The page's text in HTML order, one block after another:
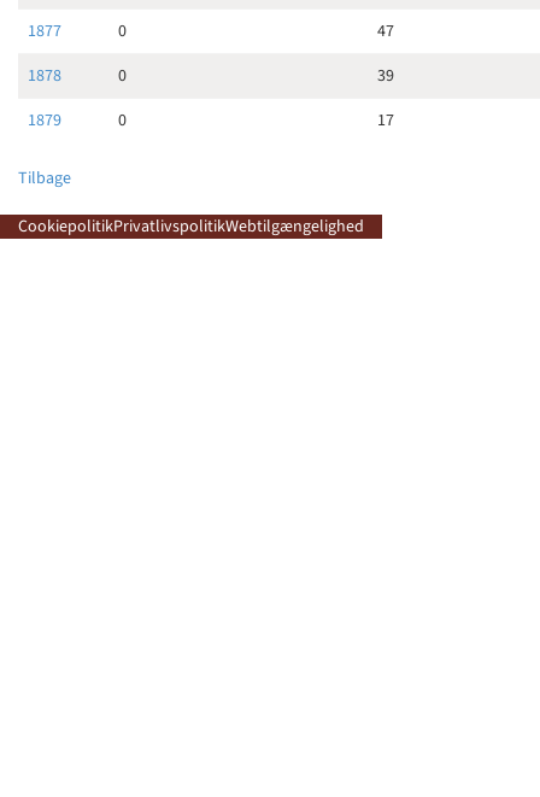
1877
0
47
1878
0
39
1879
0 17
Tilbage
CookiepolitikPrivatlivspolitikWebtilgængelighed